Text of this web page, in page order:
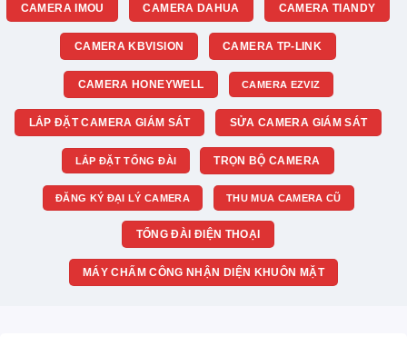
CAMERA IMOU CAMERA DAHUA CAMERA TIANDY
CAMERA KBVISION CAMERA TP-LINK
CAMERA HONEYWELL CAMERA EZVIZ
LẮP ĐẶT CAMERA GIÁM SÁT SỬA CAMERA GIÁM SÁT
LẮP ĐẶT TỔNG ĐÀI TRỌN BỘ CAMERA
ĐĂNG KÝ ĐẠI LÝ CAMERA THU MUA CAMERA CŨ
TỔNG ĐÀI ĐIỆN THOẠI
MÁY CHẤM CÔNG NHẬN DIỆN KHUÔN MẶT